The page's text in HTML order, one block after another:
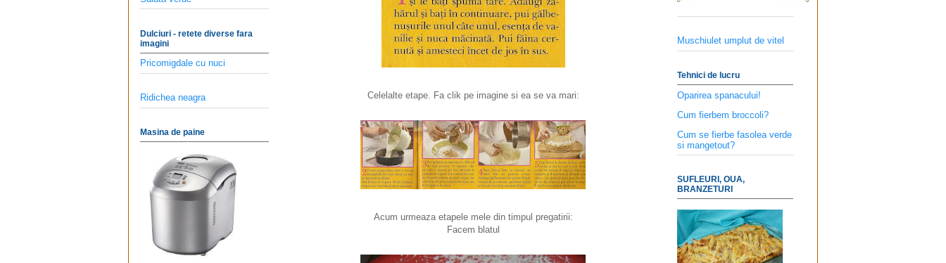
Celelalte etape. Fa clik pe imagine si ea se va mari:
Acum urmeaza etapele mele din timpul pregatirii:
Facem blatul
Dulciuri - retete diverse fara
imagini
Pricomigdale cu nuci
Ridichea neagra
Masina de paine
Muschiulet umplut de vitel
Tehnici de lucru
Oparirea spanacului!
Cum fierbem broccoli?
Cum se fierbe fasolea verde
si mangetout?
SUFLEURI, OUA,
BRANZETURI